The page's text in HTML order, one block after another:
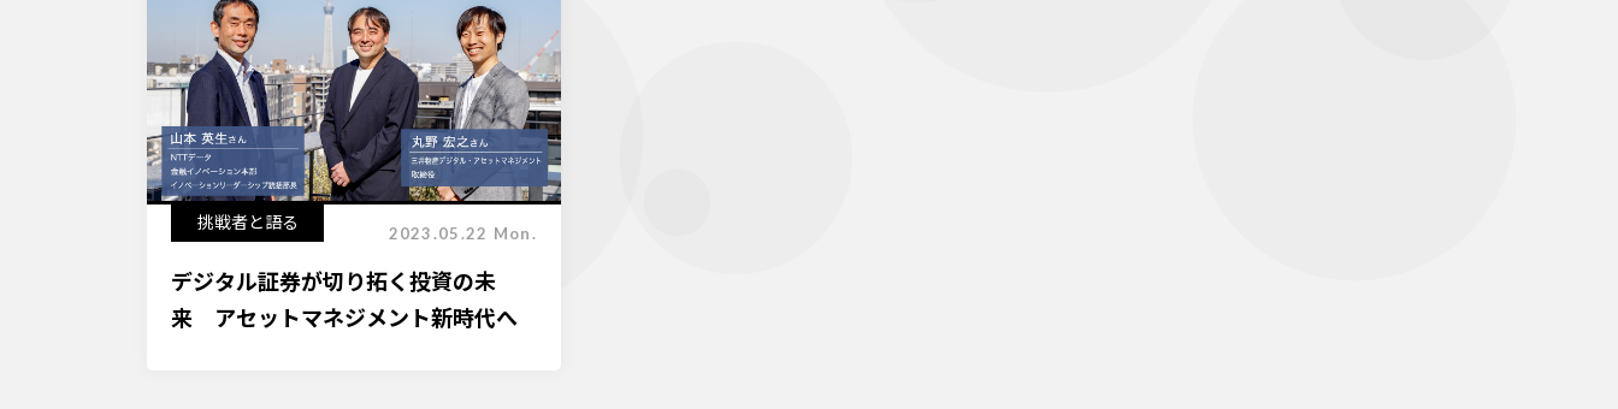
挑戦者と語る 2023.05.22 Mon.
デジタル証券が切り拓く投資の未
来 アセットマネジメント新時代へ